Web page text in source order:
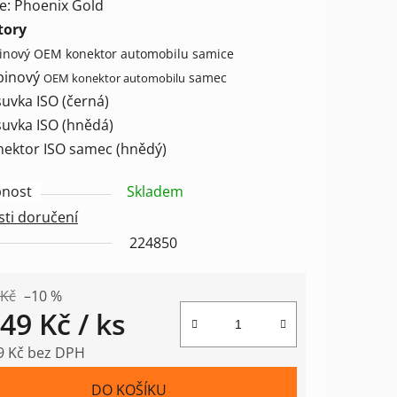
Phoenix Gold
OEM konektor automobilu samice
OEM konektor automobilu samec
ISO (černá)
ISO (hnědá)
ISO samec (hnědý)
Skladem
doručení
224850
–10 %
Kč / ks
Kč bez DPH
DO KOŠÍKU